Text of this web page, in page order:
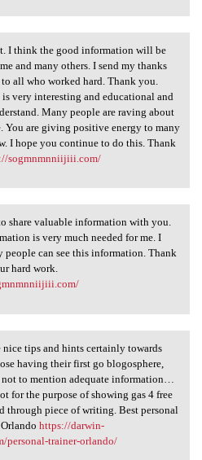
I think the
I think the good information will be
and many others. I send my thanks
to all who worked hard. Thank you.
very interesting and educational and
Many people are raving about
You are giving positive energy to many
I hope you continue to do this. Thank
sogmnmnniijiii.com/
share valuable
share valuable information with you.
is very much needed for me. I
people can see this information. Thank
hard work.
nice tips and
nice tips and hints certainly towards
having their first go blogosphere,
to mention adequate information…
for the purpose of showing gas 4 free
through piece of writing. Best personal
https://darwin-
personal-trainer-orlando/